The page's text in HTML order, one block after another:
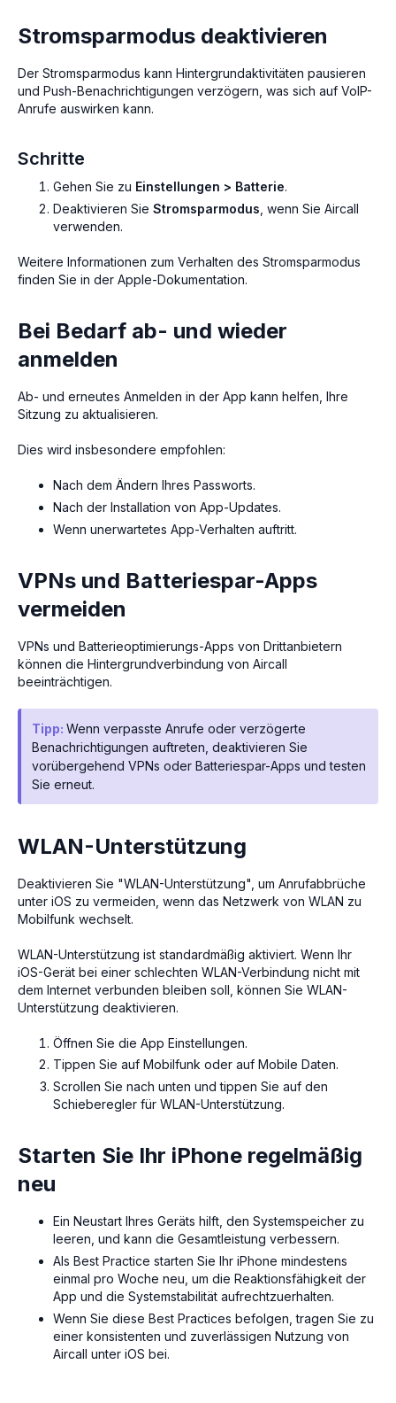
Stromsparmodus deaktivieren
Der Stromsparmodus kann Hintergrundaktivitäten pausieren
und Push-Benachrichtigungen verzögern, was sich auf VoIP-
Anrufe auswirken kann.
Schritte
Gehen Sie zu Einstellungen > Batterie.
Deaktivieren Sie Stromsparmodus , wenn Sie Aircall
verwenden.
Weitere Informationen zum Verhalten des Stromsparmodus
finden Sie in der Apple-Dokumentation.
Bei Bedarf ab- und wieder
anmelden
Ab- und erneutes Anmelden in der App kann helfen, Ihre
Sitzung zu aktualisieren.
Dies wird insbesondere empfohlen:
Nach dem Ändern Ihres Passworts.
Nach der Installation von App-Updates.
Wenn unerwartetes App-Verhalten auftritt.
VPNs und Batteriespar-Apps
vermeiden
VPNs und Batterieoptimierungs-Apps von Drittanbietern
können die Hintergrundverbindung von Aircall
beeinträchtigen.
Tipp: Wenn verpasste Anrufe oder verzögerte
Benachrichtigungen auftreten, deaktivieren Sie
vorübergehend VPNs oder Batteriespar-Apps und testen
Sie erneut.
WLAN-Unterstützung
Deaktivieren Sie "WLAN-Unterstützung", um Anrufabbrüche
unter iOS zu vermeiden, wenn das Netzwerk von WLAN zu
Mobilfunk wechselt.
WLAN-Unterstützung ist standardmäßig aktiviert. Wenn Ihr
iOS-Gerät bei einer schlechten WLAN-Verbindung nicht mit
dem Internet verbunden bleiben soll, können Sie WLAN-
Unterstützung deaktivieren.
Öffnen Sie die App Einstellungen.
Tippen Sie auf Mobilfunk oder auf Mobile Daten.
Scrollen Sie nach unten und tippen Sie auf den
Schieberegler für WLAN-Unterstützung.
Starten Sie Ihr iPhone regelmäßig
neu
Ein Neustart Ihres Geräts hilft, den Systemspeicher zu
leeren, und kann die Gesamtleistung verbessern.
Als Best Practice starten Sie Ihr iPhone mindestens
einmal pro Woche neu, um die Reaktionsfähigkeit der
App und die Systemstabilität aufrechtzuerhalten.
Wenn Sie diese Best Practices befolgen, tragen Sie zu
einer konsistenten und zuverlässigen Nutzung von
Aircall unter iOS bei.